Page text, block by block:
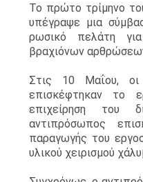
ΕΙΔΉΣΕΙΣ
ΥΠΟΘΈΣΕΙΣ
CONTACT
SITEMAP
Το πρώτο τρίμηνο
υπέγραψε μια
ρωσικό πελάτη
βραχιόνων
Στις 10 Μαΐου, οι
επισκέφτηκαν το
επιχείρηση του
αντιπρόσωπος
παραγωγής του
υλικού χειρισμού